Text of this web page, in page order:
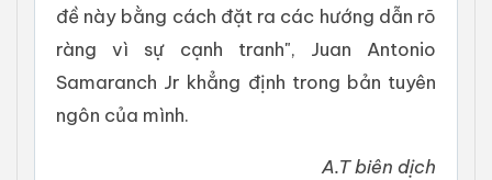
đề này bằng cách đặt ra các hướng dẫn rõ
ràng vì sự cạnh tranh", Juan Antonio
Samaranch Jr khẳng định trong bản tuyên
ngôn của mình.
A.T biên dịch